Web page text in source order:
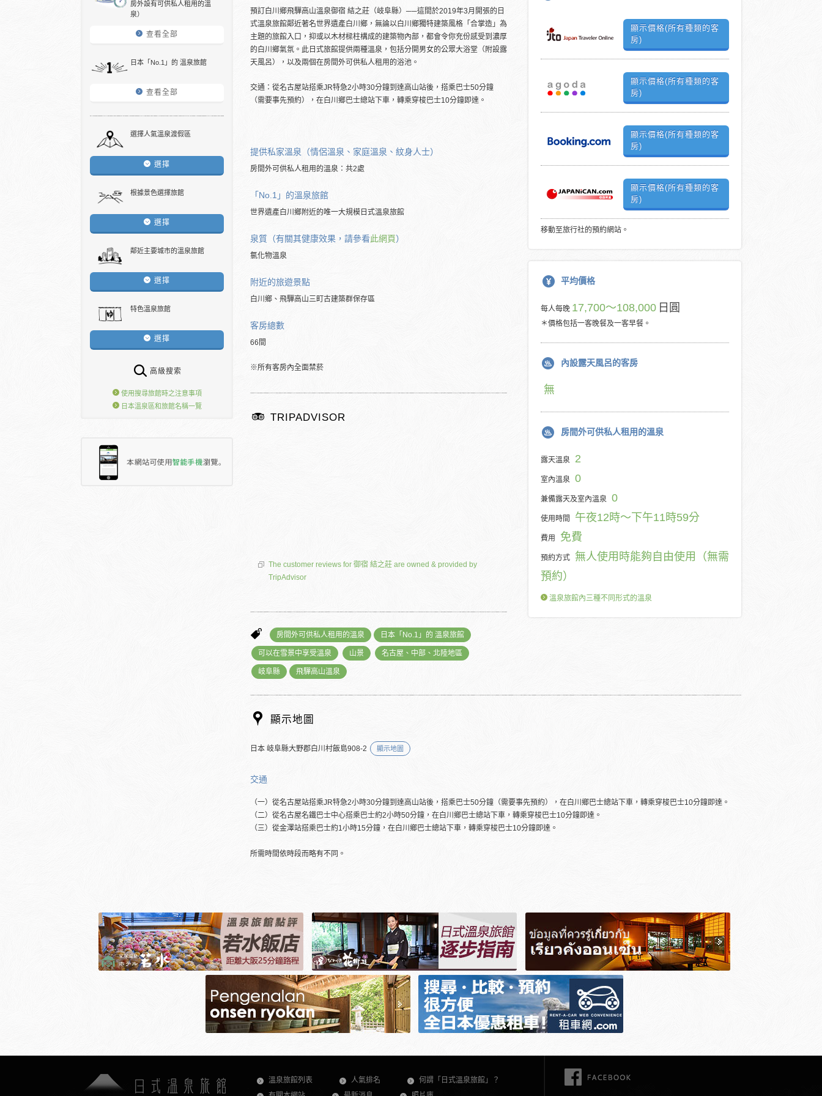
房外設有可供私人租用的溫
泉）
查看全部
日本「No.1」的 溫泉旅館
查看全部
選擇人氣溫泉渡假區
選擇
根據景色選擇旅館
選擇
鄰近主要城市的溫泉旅館
選擇
特色溫泉旅館
選擇
高級搜索
使用搜尋旅館時之注意事項
日本溫泉區和旅館名稱一覽
預訂白川鄉飛驒高山溫泉御宿 結之莊（岐阜縣）──這間於2019年3月開張的日
式溫泉旅館鄰近著名世界遺產白川鄉，無論以白川鄉獨特建築風格「合掌造」為
主題的旅館入口，抑或以木材樑柱構成的建築物內部，都會令你充份感受到濃厚
的白川鄉氣氛。此日式旅館提供兩種溫泉，包括分開男女的公眾大浴堂（附設露
天風呂），以及兩個在房間外可供私人租用的浴池。
交通：從名古屋站搭乘JR特急2小時30分鐘到達高山站後，搭乘巴士50分鐘
（需要事先預約），在白川鄉巴士總站下車，轉乘穿梭巴士10分鐘即達。
提供私家溫泉（情侶溫泉、家庭溫泉、紋身人士）
房間外可供私人租用的溫泉：共2處
「No.1」的溫泉旅館
世界遺產白川鄉附近的唯一大規模日式溫泉旅館
泉質（有關其健康效果，請參看此網頁）
氯化物溫泉
附近的旅遊景點
白川鄉、飛驒高山三町古建築群保存區
客房總數
66間
※所有客房內全面禁菸
TRIPADVISOR
The customer reviews for 御宿 結之莊 are owned & provided by
TripAdvisor
房間外可供私人租用的溫泉 日本「No.1」的 溫泉旅館
可以在雪景中享受溫泉 山景 名古屋、中部、北陸地區
岐阜縣 飛驒高山溫泉
顯示價格(所有種類的客
房)
顯示價格(所有種類的客
房)
顯示價格(所有種類的客
房)
顯示價格(所有種類的客
房)
移動至旅行社的預約網站。
平均價格
每人每晚 17,700～108,000 日圓
＊價格包括一客晚餐及一客早餐。
內設露天風呂的客房
無
房間外可供私人租用的溫泉
露天溫泉 2
室內溫泉 0
兼備露天及室內溫泉 0
使用時間 午夜12時～下午11時59分
費用 免費
預約方式
無人使用時能夠自由使用（無需
預約）
溫泉旅館內三種不同形式的溫泉
顯示地圖
日本 岐阜縣大野郡白川村飯島908-2 顯示地圖
交通
（一）從名古屋站搭乘JR特急2小時30分鐘到達高山站後，搭乘巴士50分鐘（需要事先預約），在白川鄉巴士總站下車，轉乘穿梭巴士10分鐘即達。
（二）從名古屋名鐵巴士中心搭乘巴士約2小時50分鐘，在白川鄉巴士總站下車，轉乘穿梭巴士10分鐘即達。
（三）從金澤站搭乘巴士約1小時15分鐘，在白川鄉巴士總站下車，轉乘穿梭巴士10分鐘即達。
所需時間依時段而略有不同。
溫泉旅館列表 人氣排名
何謂「日式溫泉旅館」？